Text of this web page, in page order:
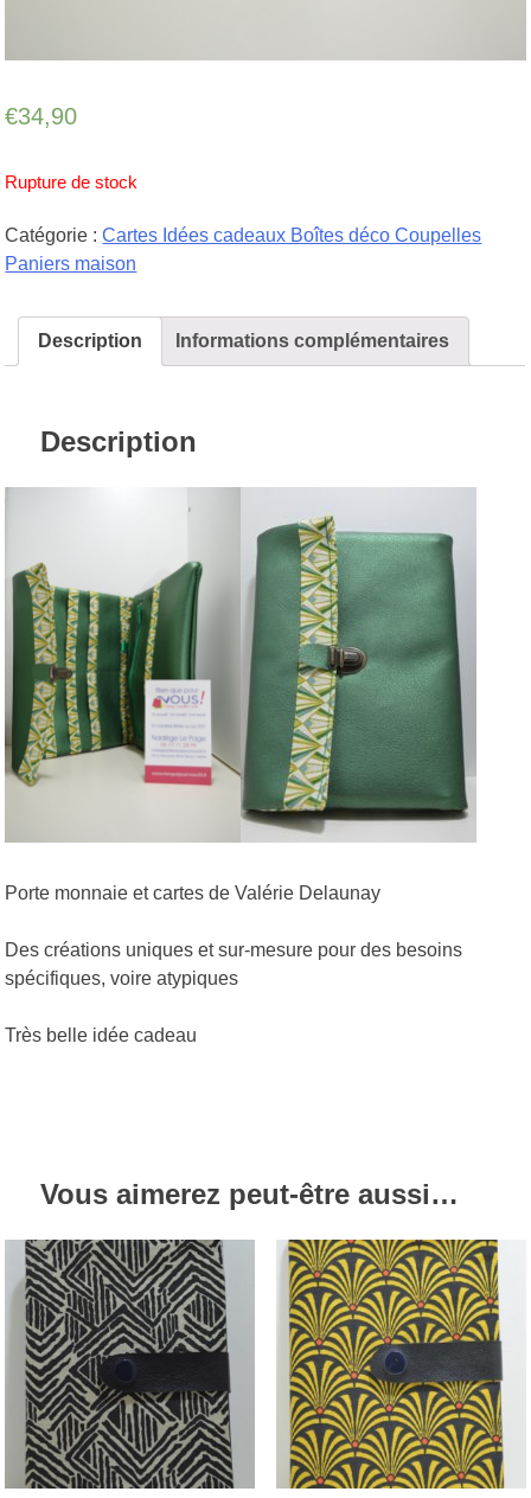
€34,90
Rupture de stock
Catégorie :Cartes Idées cadeaux Boîtes déco Coupelles
Paniers maison
Description Informations complémentaires
Description
Porte monnaie et cartes de Valérie Delaunay
Des créations uniques et sur-mesure pour des besoins
spécifiques, voire atypiques
Très belle idée cadeau
Vous aimerez peut-être aussi…